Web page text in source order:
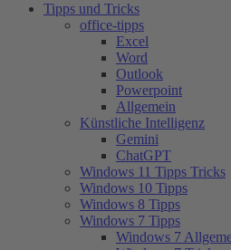
Tipps und Tricks
office-tipps
Excel
Word
Outlook
Powerpoint
Allgemein
Künstliche Intelligenz
Gemini
ChatGPT
Windows 11 Tipps Tricks
Windows 10 Tipps
Windows 8 Tipps
Windows 7 Tipps
Windows 7